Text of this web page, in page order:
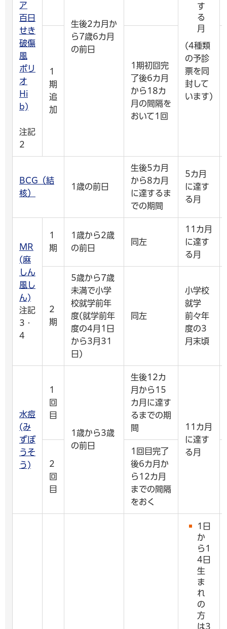
す
る
月
(4種類
の予診
票を同
封して
います)
ア
百日
せき
破傷
風
ポリ
オ
Hi
b)
注記
2
生後2カ月か
ら7歳6カ月
の前日
1
期
追
加
1期初回完
了後6カ月
から18カ
月の間隔を
おいて1回
BCG（結
核）
1歳の前日
生後5カ月
から8カ月
に達するま
での期間
5カ月
に達す
る月
MR
(麻
しん
風し
ん)
注記
3・
4
1
期
1歳から2歳
の前日
同左
11カ月
に達す
る月
2
期
5歳から7歳
未満で小学
校就学前年
度(就学前年
度の4月1日
から3月31
日)
同左
小学校
就学
前々年
度の3
月末頃
水痘
(み
ずぼ
うそ
う)
1
回
目
1歳から3歳
の前日
生後12カ
月から15
カ月に達す
るまでの期
間
11カ月
に達す
る月
2
回
目
1回目完了
後6カ月か
ら12カ月
までの間隔
をおく
1日
か
ら1
4日
生
ま
れ
の
方
は3